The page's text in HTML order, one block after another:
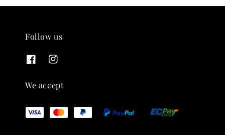
THT 九週年 唱片墊 (2入一組)
NT$ 480
Follow us
We accept